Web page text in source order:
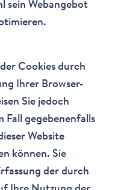
sein Webangebot
Cookies durch
Ihrer Browser-
Sie jedoch
Fall gegebenenfalls
Website
können. Sie
der durch